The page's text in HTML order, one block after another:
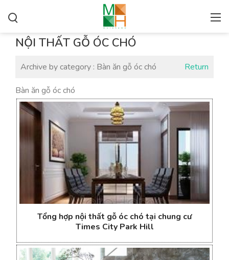
NỘI THẤT GỖ ÓC CHÓ
Archive by category : Bàn ăn gỗ óc chó Return
Bàn ăn gỗ óc chó
Tổng hợp nội thất gỗ óc chó tại chung cư
Times City Park Hill